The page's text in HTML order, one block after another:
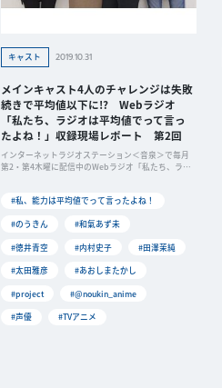
キャスト 2019.10.31
メインキャスト4人のチャレンジは失敗
続きで平均値以下に!? Webラジオ
「私たち、ラジオは平均値でって言っ
たよね！」収録現場レポート 第2回
インターネットラジオステーション＜音泉＞で毎月
第2・第4木曜に配信中のWebラジオ「私たち、ラジ
#私、能力は平均値でって言ったよね！
#のうきん
#和氣あず未
#徳井青空
#内村史子
#田澤茉純
#太田雅彦
#あおしまたかし
#project
#@noukin_anime
#声優
#TVアニメ